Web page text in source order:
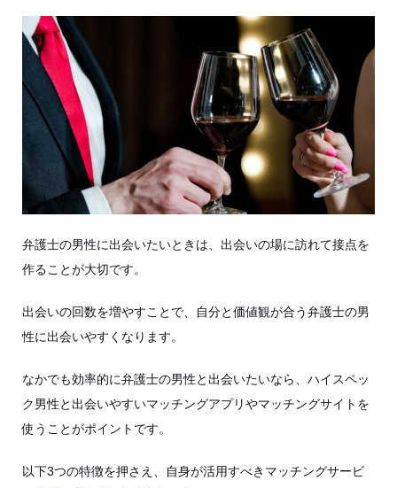
弁護士の男性に出会いたいときは、出会いの場に訪れて接点を
作ることが大切です。
出会いの回数を増やすことで、自分と価値観が合う弁護士の男
性に出会いやすくなります。
なかでも効率的に弁護士の男性と出会いたいなら、ハイスペッ
ク男性と出会いやすいマッチングアプリやマッチングサイトを
使うことがポイントです。
以下3つの特徴を押さえ、自身が活用すべきマッチングサービ